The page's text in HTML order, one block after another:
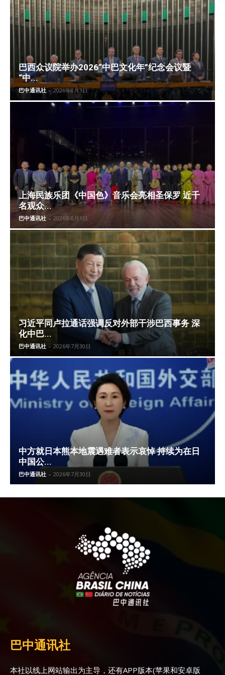
巴西众议院举办2026“中巴文化年”纪念会议暨
“中...
巴中通讯社 - 2026年8月3日
上海民族乐团《中国色》音乐会亮相圣保罗 近千
名观众...
巴中通讯社 - 2026年8月1日
习近平同卢拉通话强调反对外部干涉巴西事务 深
化中巴...
巴中通讯社 - 2026年7月30日
中方就日本熊本地震遇难者表示哀悼 持续为在日
中国公...
巴中通讯社 - 2026年7月30日
巴中通讯社
本社以线上网站输出为主导，还有APP版本(苹果和安卓版